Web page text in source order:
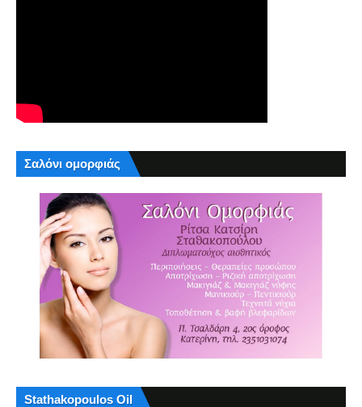
Σαλόνι ομορφιάς
Stathakopoulos Oil